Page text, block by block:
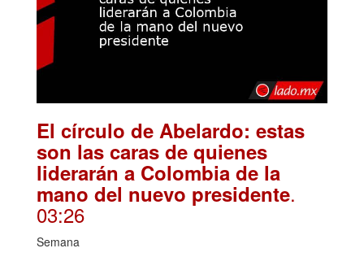
El círculo de Abelardo: estas
son las caras de quienes
liderarán a Colombia de la
mano del nuevo presidente.
03:26
Semana